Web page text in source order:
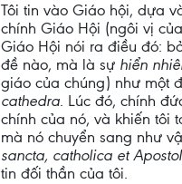
Tôi tin vào Giáo hội, dựa
chính Giáo Hội (ngôi vị
Giáo Hội nói ra điều đó:
đề nào, mà là sự hiển
giáo của chúng) như một
cathedra. Lúc đó, chính
chính của nó, và khiến tôi
mà nó chuyển sang như
sancta, catholica et
tin đối thần của tôi.